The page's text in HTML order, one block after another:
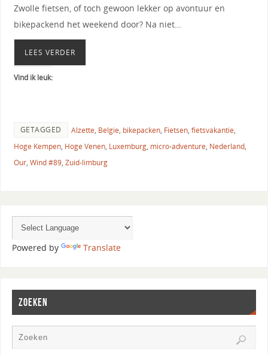
Zwolle fietsen, of toch gewoon lekker op avontuur en
bikepackend het weekend door? Na niet…
LEES VERDER
Vind ik leuk:
GETAGGED Alzette, Belgie, bikepacken, Fietsen, fietsvakantie,
Hoge Kempen, Hoge Venen, Luxemburg, micro-adventure, Nederland,
Our, Wind #89, Zuid-limburg
Powered by Translate
ZOEKEN